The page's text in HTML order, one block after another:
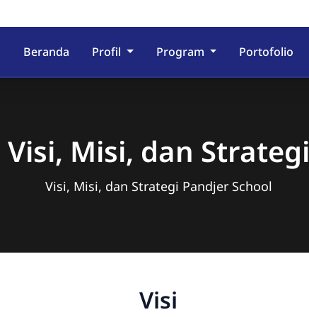
Beranda Profil Program Portofolio
Visi, Misi, dan Strategi
Visi, Misi, dan Strategi Pandjer School
Visi